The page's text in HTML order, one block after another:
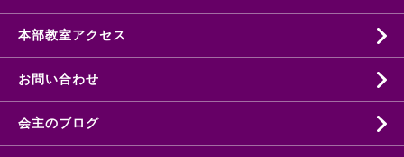
本部教室アクセス
お問い合わせ
会主のブログ